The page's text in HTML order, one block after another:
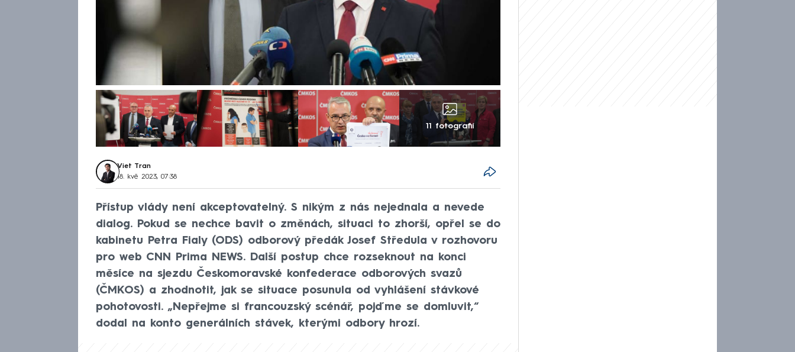
11 fotografií
Viet Tran
18. kvě 2023, 07:38
Přístup vlády není akceptovatelný. S nikým z nás nejednala a nevede
dialog. Pokud se nechce bavit o změnách, situaci to zhorší, opřel se do
kabinetu Petra Fialy (ODS) odborový předák Josef Středula v rozhovoru
pro web CNN Prima NEWS. Další postup chce rozseknout na konci
měsíce na sjezdu Českomoravské konfederace odborových svazů
(ČMKOS) a zhodnotit, jak se situace posunula od vyhlášení stávkové
pohotovosti. „Nepřejme si francouzský scénář, pojďme se domluvit,“
dodal na konto generálních stávek, kterými odbory hrozí.